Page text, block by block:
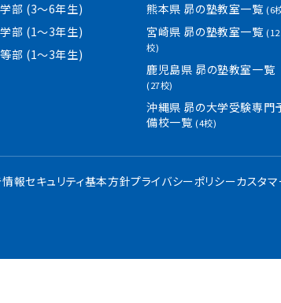
部 (3〜6年生)
部 (1〜3年生)
部 (1〜3年生)
熊本県 昴の塾教室一覧(6
宮崎県 昴の塾教室一覧(12
校)
鹿児島県 昴の塾教室一覧
(27校)
沖縄県 昴の大学受験専門
備校一覧 (4校)
情報セキュリティ基本方針プライバシーポリシーカスタ